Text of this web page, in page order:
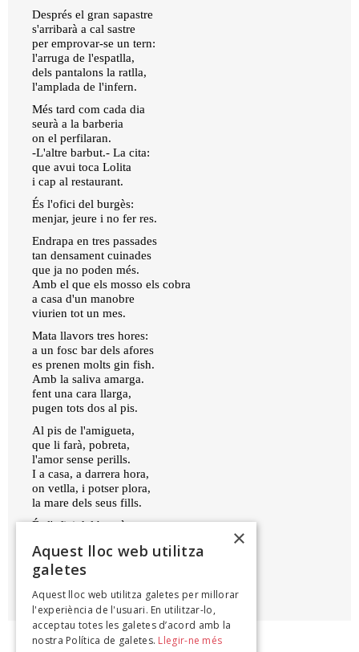
Després el gran sapastre
s'arribarà a cal sastre
per emprovar-se un tern:
l'arruga de l'espatlla,
dels pantalons la ratlla,
l'amplada de l'infern.
Més tard com cada dia
seurà a la barberia
on el perfilaran.
-L'altre barbut.- La cita:
que avui toca Lolita
i cap al restaurant.
És l'ofici del burgès:
menjar, jeure i no fer res.
Endrapa en tres passades
tan densament cuinades
que ja no poden més.
Amb el que els mosso els cobra
a casa d'un manobre
viurien tot un mes.
Mata llavors tres hores:
a un fosc bar dels afores
es prenen molts gin fish.
Amb la saliva amarga.
fent una cara llarga,
pugen tots dos al pis.
Al pis de l'amigueta,
que li farà, pobreta,
l'amor sense perills.
I a casa, a darrera hora,
on vetlla, i potser plora,
la mare dels seus fills.
És l'ofici del burgès:
,
×
Aquest lloc web utilitza
galetes
Aquest lloc web utilitza galetes per millorar
l'experiència de l'usuari. En utilitzar-lo,
acceptau totes les galetes d’acord amb la
nostra Política de galetes. Llegir-ne més